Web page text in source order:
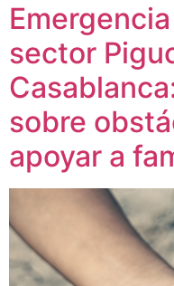
sector
sobre
apoyar a